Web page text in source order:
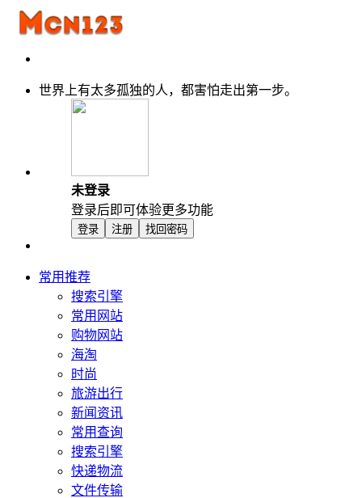
世界上有太多孤独的人，都害怕走出第一步。
未登录
登录后即可体验更多功能
登录 注册 找回密码
常用推荐
搜索引擎
常用网站
购物网站
海淘
时尚
旅游出行
新闻资讯
常用查询
搜索引擎
快递物流
文件传输